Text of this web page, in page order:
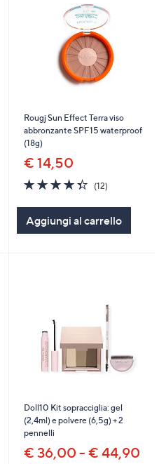
Rougj Sun Effect Terra viso
abbronzante SPF15 waterproof
(18g)
€ 14,50
4.3
of
5
Stars
(12)
Aggiungi al carrello
Doll10 Kit sopracciglia: gel
(2,4ml) e polvere (6,5g) + 2
pennelli
€ 36,00 - € 44,90